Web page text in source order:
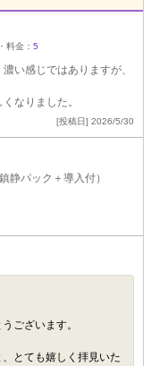
料金： 5
い感じではありますが、
なりました。
[投稿日] 2026/5/30
静パック＋導入付）
ございます。
とても嬉しく拝見いた